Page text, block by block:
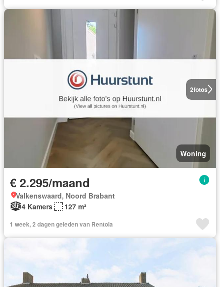
2fotos
Woning
€ 2.295/maand
Valkenswaard, Noord Brabant
4 Kamers
127 m²
1 week, 2 dagen geleden van Rentola